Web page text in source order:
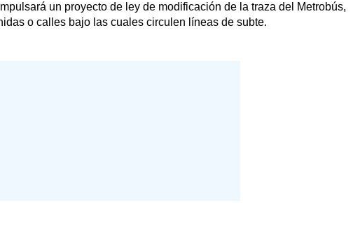
un proyecto de ley de modificación de la traza del Metrobús,
o calles bajo las cuales circulen líneas de subte.